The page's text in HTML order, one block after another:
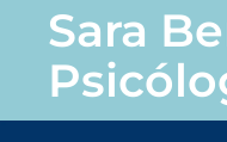
Sara